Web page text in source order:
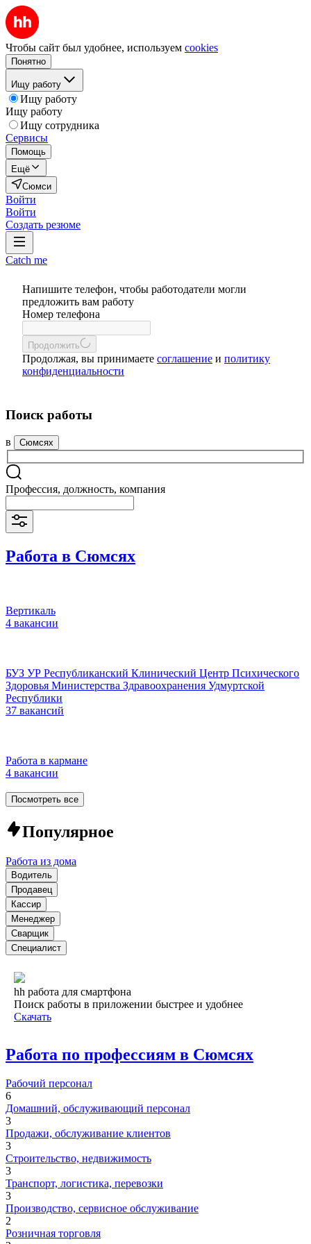
Чтобы сайт был удобнее, используем cookies
Понятно
Ищу работу
Ищу работу
Ищу работу
Ищу сотрудника
Сервисы
Помощь
Ещё
Сюмси
Войти
Войти
Создать резюме
Catch me
Напишите телефон, чтобы работодатели могли
предложить вам работу
Номер телефона
Продолжить
Продолжая, вы принимаете соглашение и политику
конфиденциальности
Поиск работы
в Сюмсях
Профессия, должность, компания
Работа в Сюмсях
Вертикаль
4 вакансии
БУЗ УР Республиканский Клинический Центр Психического
Здоровья Министерства Здравоохранения Удмуртской
Республики
37 вакансий
Работа в кармане
4 вакансии
Посмотреть все
Популярное
Работа из дома
Водитель
Продавец
Кассир
Менеджер
Сварщик
Специалист
hh работа для смартфона
Поиск работы в приложении быстрее и удобнее
Скачать
Работа по профессиям в Сюмсях
Рабочий персонал
6
Домашний, обслуживающий персонал
3
Продажи, обслуживание клиентов
3
Строительство, недвижимость
3
Транспорт, логистика, перевозки
3
Производство, сервисное обслуживание
2
Розничная торговля